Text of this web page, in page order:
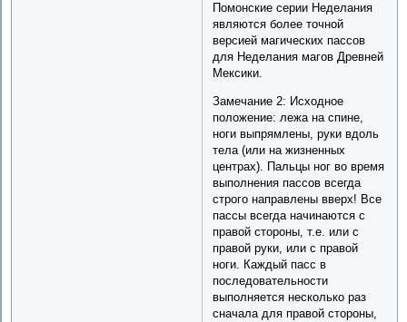
Помонские серии Неделания
являются более точной
версией магических пассов
для Неделания магов Древней
Мексики.
Замечание 2: Исходное
положение: лежа на спине,
ноги выпрямлены, руки вдоль
тела (или на жизненных
центрах). Пальцы ног во время
выполнения пассов всегда
строго направлены вверх! Все
пассы всегда начинаются с
правой стороны, т.е. или с
правой руки, или с правой
ноги. Каждый пасс в
последовательности
выполняется несколько раз
сначала для правой стороны,